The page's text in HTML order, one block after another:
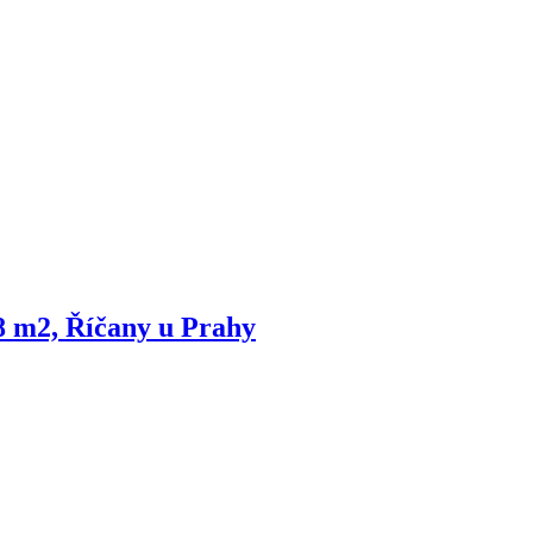
m2, Říčany u Prahy